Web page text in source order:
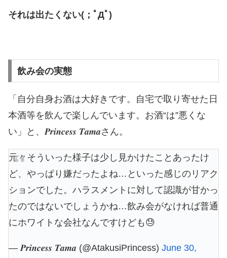
それは出たくない(；ﾟДﾟ)
飲み会の実態
「自分自身お酒は大好きです。自宅で取り寄せた日
本酒等を飲んで楽しんでいます。お酒“は”悪くな
い」と、𝑷𝒓𝒊𝒏𝒄𝒆𝒔𝒔 𝑻𝒂𝒎𝒂さん。
元々そういった様子は少し見かけたことあったけ
ど、やっぱり嫌だったよね…といった感じのリアク
ションでした。ハラスメントに対して認識が甘かっ
たのではないでしょうかね…飲み会がなければ普通
にホワイトな会社なんですけども😓
— 𝑷𝒓𝒊𝒏𝒄𝒆𝒔𝒔 𝑻𝒂𝒎𝒂 (@AtakusiPrincess) June 30,